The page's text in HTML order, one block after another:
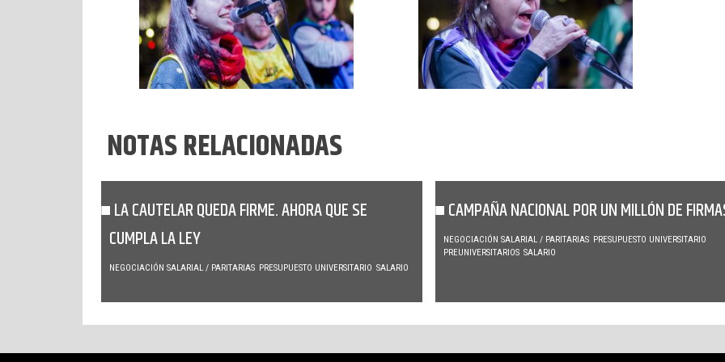
NOTAS RELACIONADAS
LA CAUTELAR QUEDA FIRME. AHORA QUE SE
CUMPLA LA LEY
NEGOCIACIÓN SALARIAL / PARITARIAS PRESUPUESTO UNIVERSITARIO SALARIO
CAMPAÑA NACIONAL POR UN MILLÓN DE
NEGOCIACIÓN SALARIAL / PARITARIAS PRESUPUESTO UNIVERSITARIO
PREUNIVERSITARIOS SALARIO